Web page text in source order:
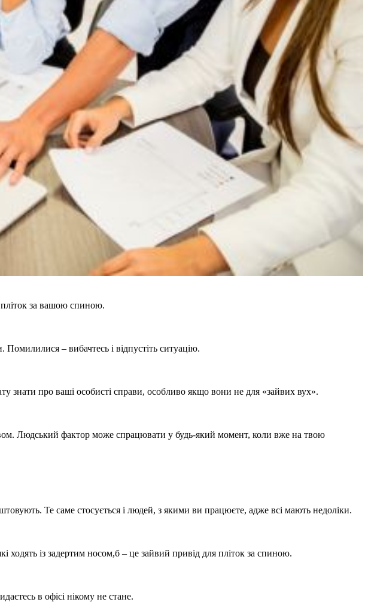
пліток за вашою спиною.
– вибачтесь і відпустіть ситуацію.
знати про ваші особисті справи, особливо якщо вони не для «зайвих вух».
Людський фактор може спрацювати у будь-який момент, коли вже на твою
Те саме стосується і людей, з якими ви працюєте, адже всі мають недоліки.
із задертим носом,б – це зайвий привід для пліток за спиною.
в офісі нікому не стане.